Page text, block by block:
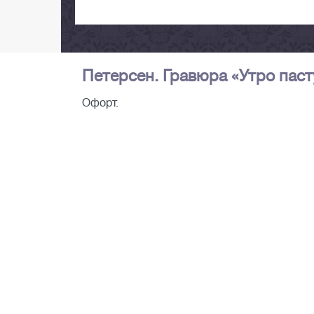
Петерсен. Гравюра «Утро
Офорт.